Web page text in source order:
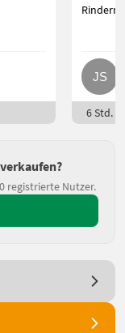
6 Std.
registrierte Nutzer.